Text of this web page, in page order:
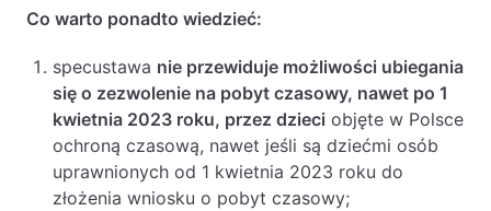
Co warto ponadto wiedzieć:
specustawa nie przewiduje możliwości ubiegania
się o zezwolenie na pobyt czasowy, nawet po 1
kwietnia 2023 roku, przez dzieci objęte w Polsce
ochroną czasową, nawet jeśli są dziećmi osób
uprawnionych od 1 kwietnia 2023 roku do
złożenia wniosku o pobyt czasowy;